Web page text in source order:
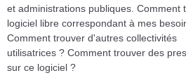
et administrations publiques. Comment
logiciel libre correspondant à mes
Comment trouver d'autres collectivités
utilisatrices ? Comment trouver des
sur ce logiciel ?